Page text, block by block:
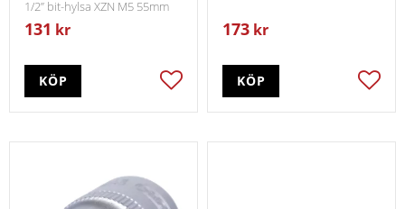
1/2” bit-hylsa XZN M5 55mm
131 kr
Lägg till i favoriter
KÖP
173 kr
KÖP